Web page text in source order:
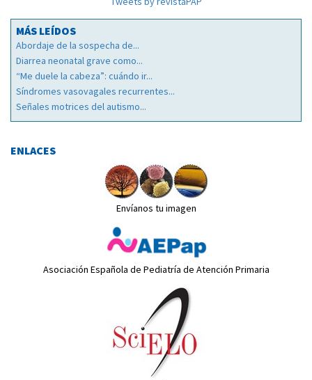
MÁS LEÍDOS
Abordaje de la sospecha de...
Diarrea neonatal grave como...
“Me duele la cabeza”: cuándo ir...
Síndromes vasovagales recurrentes...
Señales motrices del autismo...
ENLACES
Envíanos tu imagen
Asociación Española de Pediatría de Atención Primaria